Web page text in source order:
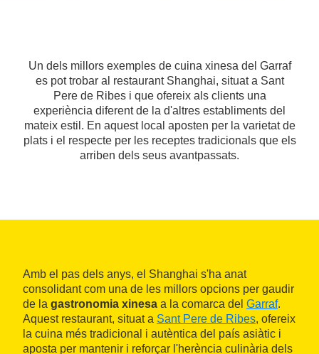
Un dels millors exemples de cuina xinesa del Garraf
es pot trobar al restaurant Shanghai, situat a Sant
Pere de Ribes i que ofereix als clients una
experiència diferent de la d'altres establiments del
mateix estil. En aquest local aposten per la varietat de
plats i el respecte per les receptes tradicionals que els
arriben dels seus avantpassats.
Amb el pas dels anys, el Shanghai s'ha anat
consolidant com una de les millors opcions per gaudir
de la gastronomia xinesa a la comarca del Garraf.
Aquest restaurant, situat a Sant Pere de Ribes, ofereix
la cuina més tradicional i autèntica del país asiàtic i
aposta per mantenir i reforçar l'herència culinària dels